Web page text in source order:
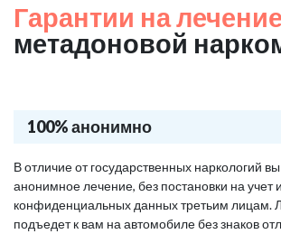
Гарантии на лечение
метадоновой
100% анонимно
В отличие от государственных наркологий
анонимное лечение, без постановки на учет
конфиденциальных данных третьим лицам.
подъедет к вам на автомобиле без знаков